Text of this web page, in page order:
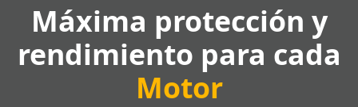
Máxima protección y
rendimiento para cada
Motor